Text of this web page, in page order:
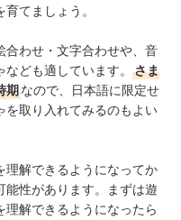
てましょう。
合わせ・文字合わせや、音
ども適しています。
さま
期なので、日本語に限定せ
を取り入れてみるのもよい
理解できるようになってか
能性があります。まずは遊
解できるようになったら